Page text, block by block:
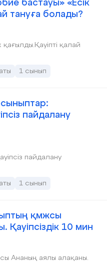
бастауы» «Есік
тануға болады?
1 сынып
сыныптар:
пайдалану
1 сынып
қмжсы
Қауіпсіздік 10 мин